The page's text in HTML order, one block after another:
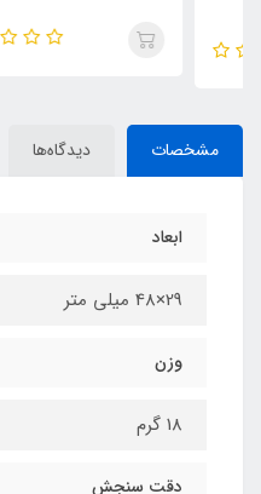
مشخصات دیدگاه‌ها
ابعاد
29×48 میلی متر
وزن
18 گرم
دقت سنجش